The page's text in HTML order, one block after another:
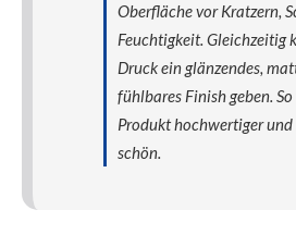
Oberfläche vor Kratzern,
Feuchtigkeit. Gleichzeitig
Druck ein glänzendes,
fühlbares Finish geben.
Produkt hochwertiger
schön.